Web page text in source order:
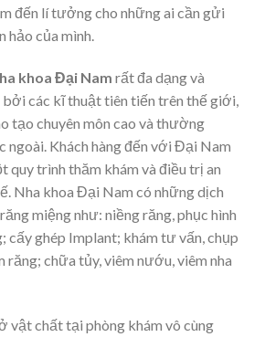
đến lí tưởng cho những ai cần gửi
hảo của mình.
khoa Đại Nam rất đa dạng và
bởi các kĩ thuật tiên tiến trên thế giới,
tạo chuyên môn cao và thường
ngoài. Khách hàng đến với Đại Nam
quy trình thăm khám và điều trị an
Nha khoa Đại Nam có những dịch
miệng như: niềng răng, phục hình
cấy ghép Implant; khám tư vấn, chụp
răng; chữa tủy, viêm nướu, viêm nha
vật chất tại phòng khám vô cùng